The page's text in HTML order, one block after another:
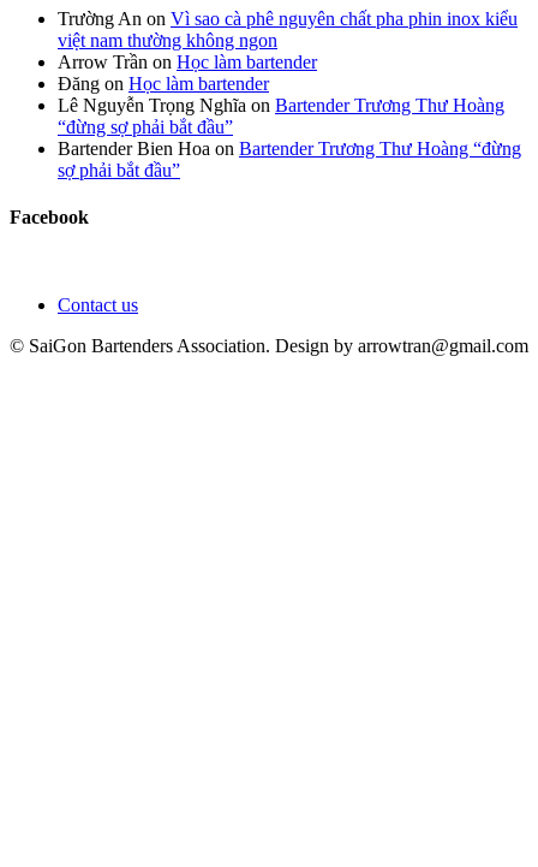
Trường An on Vì sao cà phê nguyên chất pha phin inox kiểu
việt nam thường không ngon
Arrow Trần on Học làm bartender
Đăng on Học làm bartender
Lê Nguyễn Trọng Nghĩa on Bartender Trương Thư Hoàng
“đừng sợ phải bắt đầu”
Bartender Bien Hoa on Bartender Trương Thư Hoàng “đừng
sợ phải bắt đầu”
Facebook
Contact us
© SaiGon Bartenders Association. Design by arrowtran@gmail.com